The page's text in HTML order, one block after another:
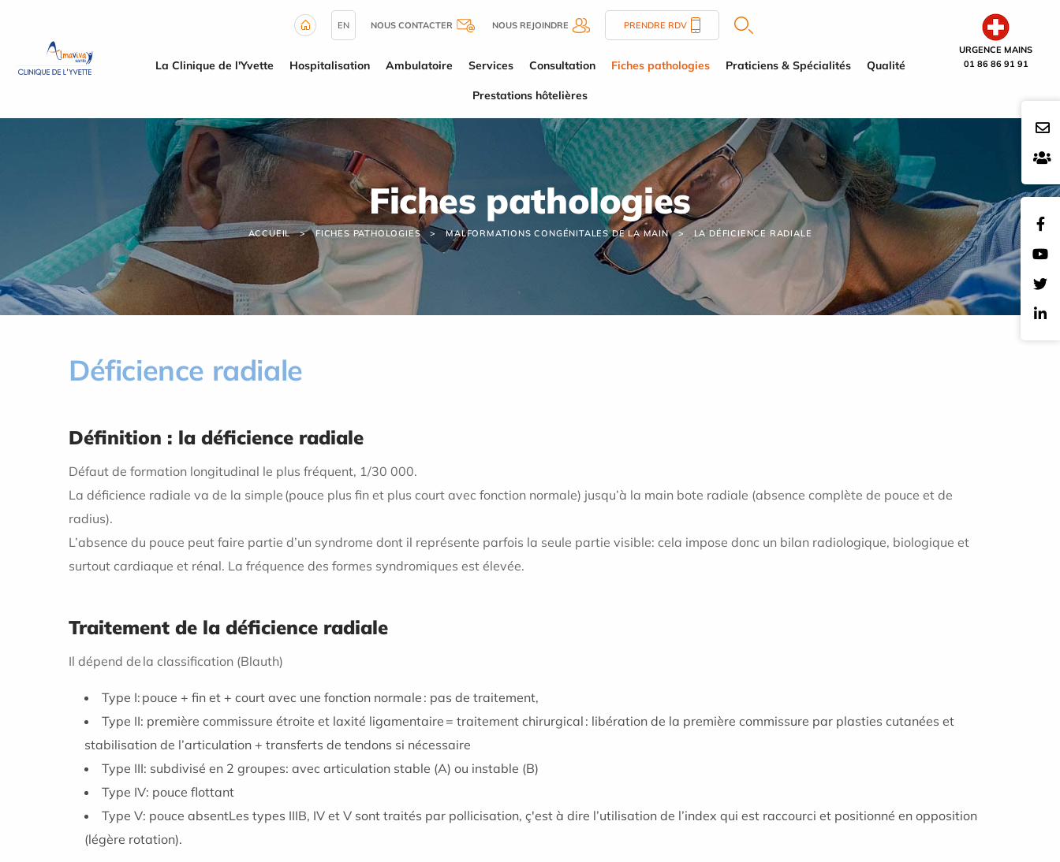
URGENCE MAINS
01 86 86 91 91
EN NOUS CONTACTER NOUS REJOINDRE PRENDRE RDV
La Clinique de l'Yvette Hospitalisation Ambulatoire Services Consultation Fiches pathologies Praticiens & Spécialités Qualité
Prestations hôtelières
Fiches pathologies
ACCUEIL FICHES PATHOLOGIES MALFORMATIONS CONGÉNITALES DE LA MAIN LA DÉFICIENCE RADIALE
Déficience radiale
Définition : la déficience radiale
Défaut de formation longitudinal le plus fréquent, 1/30 000.
La déficience radiale va de la simple (pouce plus fin et plus court avec fonction normale) jusqu’à la main bote radiale (absence complète de pouce et de
radius).
L’absence du pouce peut faire partie d’un syndrome dont il représente parfois la seule partie visible: cela impose donc un bilan radiologique, biologique et
surtout cardiaque et rénal. La fréquence des formes syndromiques est élevée.
Traitement de la déficience radiale
Il dépend de la classification (Blauth)
Type I: pouce + fin et + court avec une fonction normale : pas de traitement,
Type II: première commissure étroite et laxité ligamentaire = traitement chirurgical : libération de la première commissure par plasties cutanées et
stabilisation de l’articulation + transferts de tendons si nécessaire
Type III: subdivisé en 2 groupes: avec articulation stable (A) ou instable (B)
Type IV: pouce flottant
Type V: pouce absentLes types IIIB, IV et V sont traités par pollicisation, ç'est à dire l’utilisation de l’index qui est raccourci et positionné en opposition
(légère rotation).